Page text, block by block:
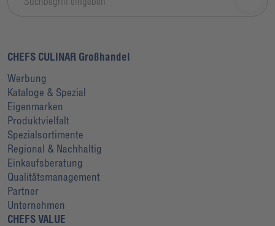
CHEFS CULINAR Großhandel
Werbung
Kataloge & Spezial
Eigenmarken
Produktvielfalt
Spezialsortimente
Regional & Nachhaltig
Einkaufsberatung
Qualitätsmanagement
Partner
Unternehmen
CHEFS VALUE